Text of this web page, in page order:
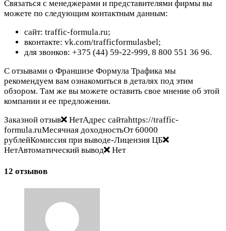
Связаться с менеджерами и представителями фирмы вы
можете по следующим контактным данным:
сайт: traffic-formula.ru;
вконтакте: vk.com/trafficformulasbel;
для звонков: +375 (44) 59-22-999, 8 800 551 36 96.
С отзывами о Франшизе Формула Трафика мы
рекомендуем вам ознакомиться в деталях под этим
обзором. Там же вы можете оставить свое мнение об этой
компании и ее предложении.
Заказной отзыв
НетАдрес сайтаhttps://traffic-
formula.ruМесячная доходностьОт 60000
рублейКомиссия при выводе-Лицензия ЦБ
НетАвтоматический вывод
Нет
12 отзывов